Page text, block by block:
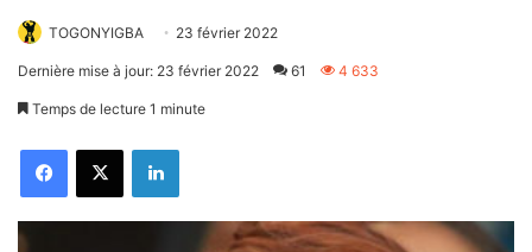
TOGONYIGBA 23 février 2022
Dernière mise à jour: 23 février 2022 61 4 633
Temps de lecture 1 minute
FacebookX Linkedin